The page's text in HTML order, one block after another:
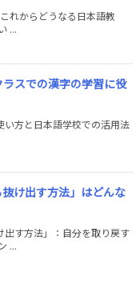
れからどうなる日本語教
...
ラスでの漢字の学習に役
い方と日本語学校での活用法
抜け出す方法」はどんな
出す方法」：自分を取り戻す
...